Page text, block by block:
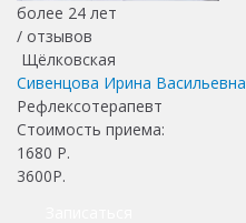
более 24 лет
/ отзывов
Щёлковская
Сивенцова Ирина Васильевна
Рефлексотерапевт
Стоимость приема:
1680 Р.
3600Р.